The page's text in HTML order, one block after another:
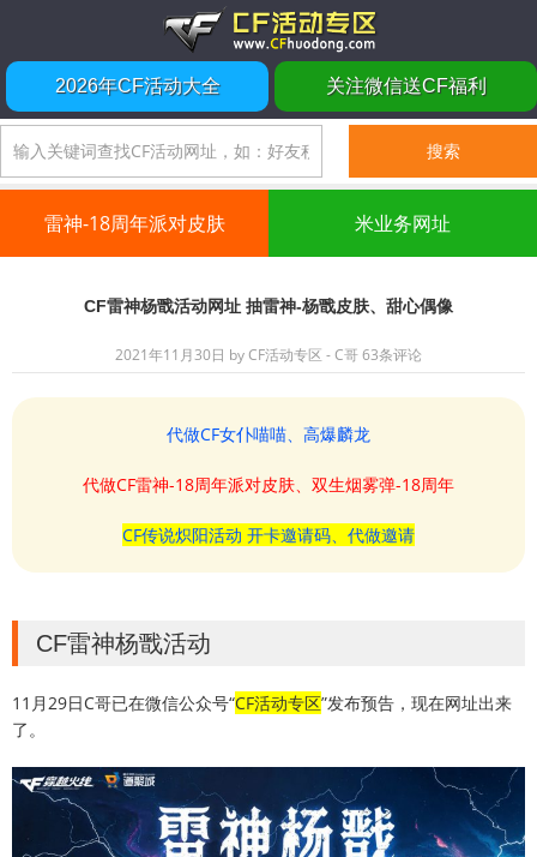
2026年CF活动大全 关注微信送CF福利
雷神-18周年派对皮肤 米业务网址
CF雷神杨戬活动网址 抽雷神-杨戬皮肤、甜心偶像
2021年11月30日 byCF活动专区 - C哥63条评论
代做CF女仆喵喵、高爆麟龙
代做CF雷神-18周年派对皮肤、双生烟雾弹-18周年
CF传说炽阳活动 开卡邀请码、代做邀请
CF雷神杨戬活动
11月29日C哥已在微信公众号“CF活动专区”发布预告，现在网址出来
了。